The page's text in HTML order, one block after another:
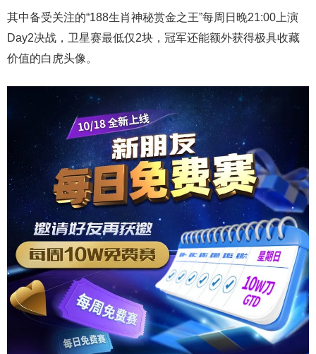
其中备受关注的“188生肖神秘赏金之王”每周日晚21:00上演
Day2决战，卫星赛最低仅2块，冠军还能额外获得极具收藏
价值的白虎头像。